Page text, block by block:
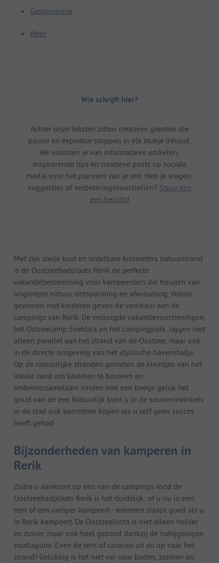
Gastronomie
Weer
Wie schrijft hier?
Achter onze teksten zitten creatieve geesten die
passie en expertise stoppen in elk stukje inhoud.
We voorzien je van informatieve artikelen,
inspirerende tips en creatieve posts op sociale
media voor het plannen van je reis. Heb je vragen,
suggesties of verbeteringsvoorstellen? Stuur ons
een bericht!
Met zijn steile kust en ontelbare kilometers natuurstrand
is de Oostzeebadplaats Rerik de perfecte
vakantiebestemming voor kampeerders die houden van
ongerepte natuur, ontspanning en afwisseling. Vooral
gezinnen met kinderen geven de voorkeur aan de
campings van Rerik. De verzorgde vakantievoorzieningen,
het Ostseecamp Seeblick en het campingpark, liggen niet
alleen parallel aan het strand van de Oostzee, maar ook
in de directe omgeving van het idyllische havenstadje.
Op de natuurlijke stranden genieten de kleintjes van het
ideale zand om kastelen te bouwen en
amberverzamelaars vinden met een beetje geluk het
goud van de zee. Natuurlijk kunt u in de souvenirwinkels
in de stad ook barnsteen kopen als u zelf geen succes
heeft gehad.
Bijzonderheden van kamperen in
Rerik
Zodra u aankomt op een van de campings rond de
Oostzeebadplaats Rerik is het duidelijk: of u nu in een
tent of een camper kampeert - iedereen slaapt goed als u
in Rerik kampeert. De Oostzeelucht is niet alleen helder
en zuiver, maar ook heel gezond dankzij de nabijgelegen
zoutlagune. Even de tent of caravan uit en op naar het
strand! Gelukkig is het niet ver naar baden, zonnen en